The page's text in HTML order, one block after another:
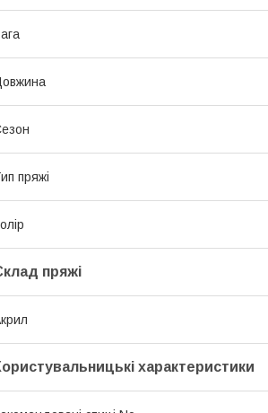
пряжі
пряжі
характеристики